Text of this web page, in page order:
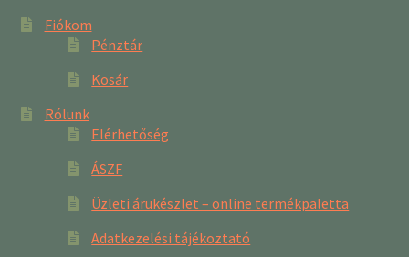
Fiókom
Pénztár
Kosár
Rólunk
Elérhetőség
ÁSZF
Üzleti árukészlet – online termékpaletta
Adatkezelési tájékoztató